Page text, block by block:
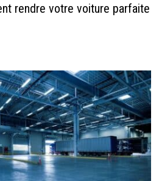
rendre votre voiture parfaite